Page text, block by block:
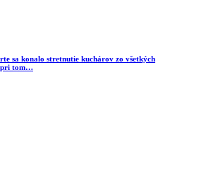
sa konalo stretnutie kuchárov zo všetkých
pri tom…